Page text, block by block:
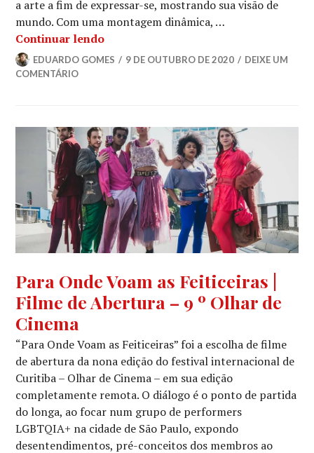
a arte a fim de expressar-se, mostrando sua visão de
mundo. Com uma montagem dinâmica, …
Continuar lendoCrítica | Um Filme Dramático – 9º
EDUARDO GOMES 9 DE OUTUBRO DE 2020
DEIXE UM
COMENTÁRIO
CINEMA
CRÍTICA
CINEMATOGRÁFICA ,
ESPECIAL
Para Onde Voam as Feiticeiras |
Filme de Abertura – 9 º Olhar de
Cinema
“Para Onde Voam as Feiticeiras” foi a escolha de filme
de abertura da nona edição do festival internacional de
Curitiba – Olhar de Cinema – em sua edição
completamente remota. O diálogo é o ponto de partida
do longa, ao focar num grupo de performers
LGBTQIA+ na cidade de São Paulo, expondo
desentendimentos, pré-conceitos dos membros ao